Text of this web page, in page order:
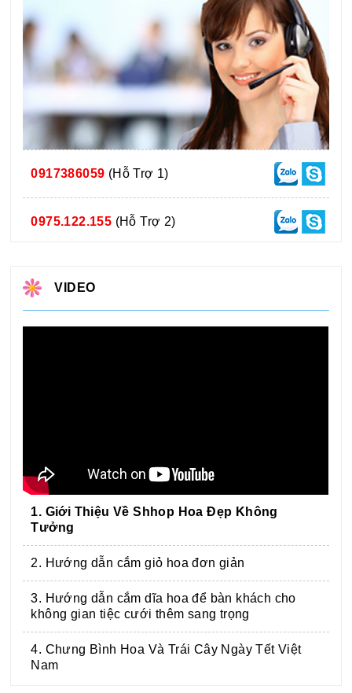
0917386059 (Hỗ Trợ 1)
0975.122.155 (Hỗ Trợ 2)
VIDEO
1. Giới Thiệu Về Shhop Hoa Đẹp Không
Tưởng
2. Hướng dẫn cắm giỏ hoa đơn giản
3. Hướng dẫn cắm dĩa hoa để bàn khách cho
không gian tiệc cưới thêm sang trọng
4. Chưng Bình Hoa Và Trái Cây Ngày Tết Việt
Nam